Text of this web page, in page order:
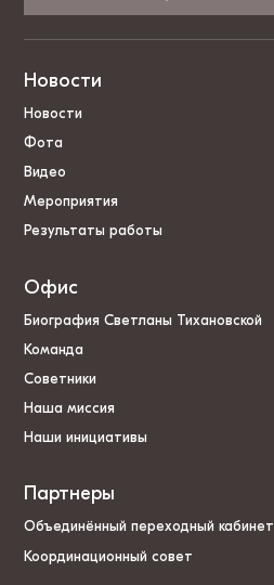
Новости
Новости
Фота
Видео
Мероприятия
Результаты работы
Офис
Биография Светланы Тихановской
Команда
Советники
Наша миссия
Наши инициативы
Партнеры
Объединённый переходный кабинет
Координационный совет